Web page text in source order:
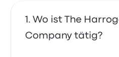
Wo ist The
Company tätig?